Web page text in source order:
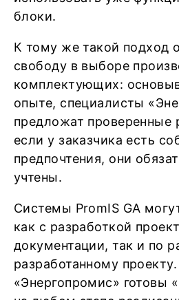
блоки.
К тому же такой подход
свободу в выборе
комплектующих:
опыте, специалисты
предложат проверенные
если у заказчика есть
предпочтения, они
учтены.
Системы PromIS GA
как с разработкой
документации, так и по
разработанному
«Энергопромис» готовы